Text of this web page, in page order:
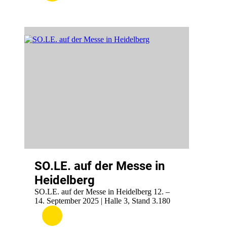
SO.LE. auf der Messe in
Heidelberg
SO.LE. auf der Messe in Heidelberg 12. –
14. September 2025 | Halle 3, Stand 3.180
.:
SO.LE.
auf